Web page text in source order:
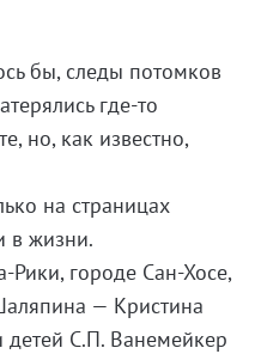
бы, следы потомков
где-то
но, как известно,
на страницах
в жизни.
Рики, городе Сан-Хосе,
— Кристина
детей С.П. Ванемейкер